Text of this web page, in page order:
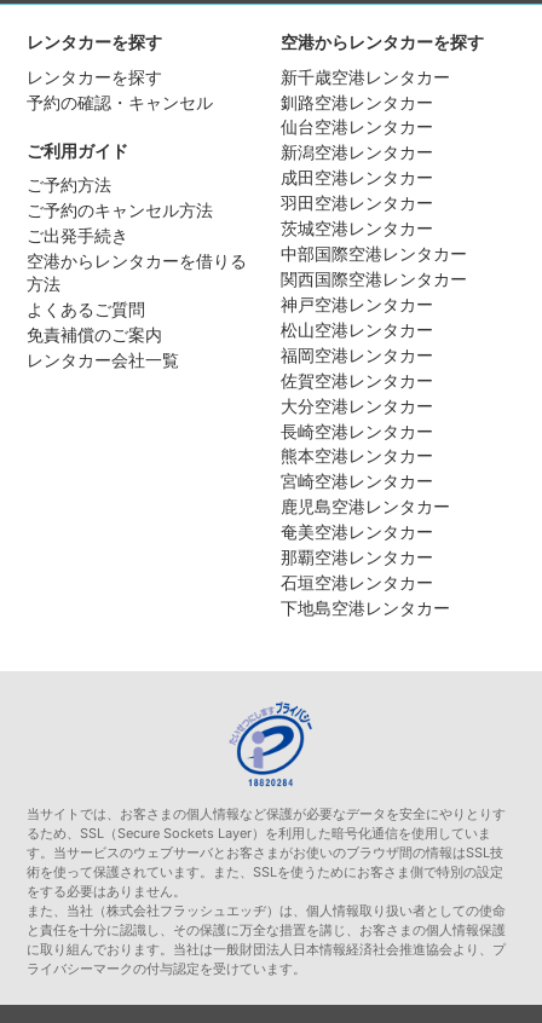
レンタカーを探す
レンタカーを探す
予約の確認・キャンセル
ご利用ガイド
ご予約方法
ご予約のキャンセル方法
ご出発手続き
空港からレンタカーを借りる
方法
よくあるご質問
免責補償のご案内
レンタカー会社一覧
空港からレンタカーを探す
新千歳空港レンタカー
釧路空港レンタカー
仙台空港レンタカー
新潟空港レンタカー
成田空港レンタカー
羽田空港レンタカー
茨城空港レンタカー
中部国際空港レンタカー
関西国際空港レンタカー
神戸空港レンタカー
松山空港レンタカー
福岡空港レンタカー
佐賀空港レンタカー
大分空港レンタカー
長崎空港レンタカー
熊本空港レンタカー
宮崎空港レンタカー
鹿児島空港レンタカー
奄美空港レンタカー
那覇空港レンタカー
石垣空港レンタカー
下地島空港レンタカー
当サイトでは、お客さまの個人情報など保護が必要なデータを安全にやりとりす
るため、SSL（Secure Sockets Layer）を利用した暗号化通信を使用していま
す。当サービスのウェブサーバとお客さまがお使いのブラウザ間の情報はSSL技
術を使って保護されています。また、SSLを使うためにお客さま側で特別の設定
をする必要はありません。
また、当社（株式会社フラッシュエッヂ）は、個人情報取り扱い者としての使命
と責任を十分に認識し、その保護に万全な措置を講じ、お客さまの個人情報保護
に取り組んでおります。当社は一般財団法人日本情報経済社会推進協会より、プ
ライバシーマークの付与認定を受けています。